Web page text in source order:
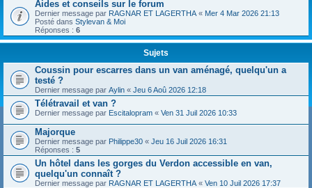
Aides et conseils sur le forum
Dernier message par RAGNAR ET LAGERTHA « Mer 4 Mar 2026 21:13
Posté dans Stylevan & Moi
Réponses : 6
Sujets
Coussin pour escarres dans un van aménagé, quelqu'un a
testé ?
Dernier message par Aylin « Jeu 6 Aoû 2026 12:18
Télétravail et van ?
Dernier message par Escitalopram « Ven 31 Juil 2026 10:33
Majorque
Dernier message par Philippe30 « Jeu 16 Juil 2026 16:31
Réponses : 5
Un hôtel dans les gorges du Verdon accessible en van,
quelqu'un connaît ?
Dernier message par RAGNAR ET LAGERTHA « Ven 10 Juil 2026 17:37